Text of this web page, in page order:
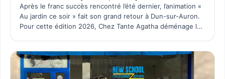
Après le franc succès rencontré l’été dernier, l’animation «
Au jardin ce soir » fait son grand retour à Dun-sur-Auron.
Pour cette édition 2026, Chez Tante Agatha déménage le